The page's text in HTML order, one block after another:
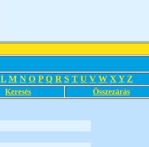
L M N O P Q R S T U V W X Y Z
Keresés Összezárás